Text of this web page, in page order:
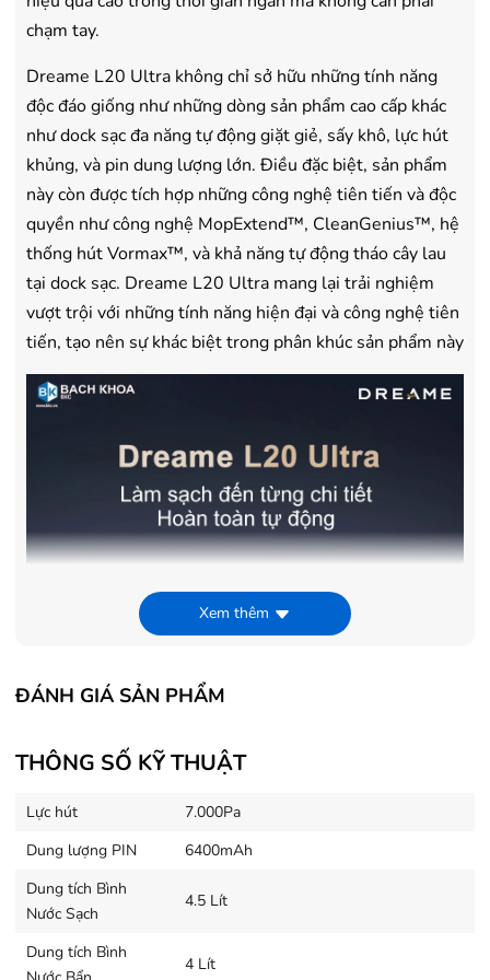
chạm tay.
Dreame L20 Ultra không chỉ sở hữu những tính năng
độc đáo giống như những dòng sản phẩm cao cấp khác
như dock sạc đa năng tự động giặt giẻ, sấy khô, lực hút
khủng, và pin dung lượng lớn. Điều đặc biệt, sản phẩm
này còn được tích hợp những công nghệ tiên tiến và độc
quyền như công nghệ MopExtend™, CleanGenius™, hệ
thống hút Vormax™, và khả năng tự động tháo cây lau
tại dock sạc. Dreame L20 Ultra mang lại trải nghiệm
vượt trội với những tính năng hiện đại và công nghệ tiên
tiến, tạo nên sự khác biệt trong phân khúc sản phẩm này
Những đặc điểm nổi bật trên Dreame L20
Công nghệ MopExtend™
2mm.
Xem thêm
ĐÁNH GIÁ SẢN PHẨM
THÔNG SỐ KỸ THUẬT
Lực hút
7.000Pa
Dung lượng PIN
6400mAh
Dung tích Bình
Nước Sạch
4.5 Lít
Dung tích Bình
4 Lít